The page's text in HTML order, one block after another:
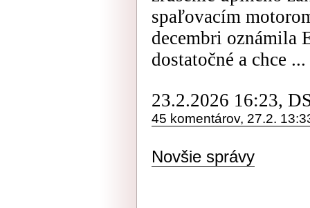
spaľovacím
decembri oznámila
dostatočné a chce ...
23.2.2026 16:23,
45 komentárov, 27.2.
Novšie správy